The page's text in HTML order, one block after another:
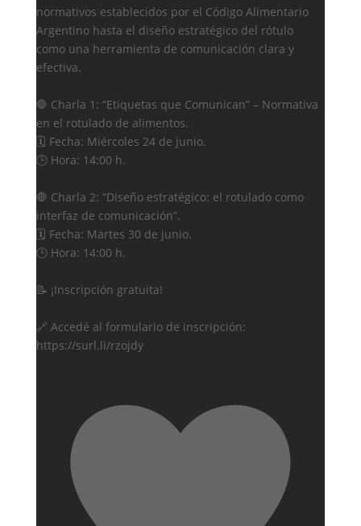
normativos establecidos por el Código Alimentario
Argentino hasta el diseño estratégico del rótulo
como una herramienta de comunicación clara y
efectiva.
🛑 Charla 1: “Etiquetas que Comunican” – Normativa
en el rotulado de alimentos.
🗓️ Fecha: Miércoles 24 de junio.
🕒 Hora: 14:00 h.
🛑 Charla 2: “Diseño estratégico: el rotulado como
interfaz de comunicación”.
🗓️ Fecha: Martes 30 de junio.
🕒 Hora: 14:00 h.
📝 ¡Inscripción gratuita!
🔗 Accedé al formulario de inscripción:
https://surl.li/rzojdy